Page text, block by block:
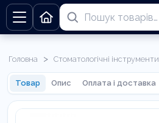
Головна > Стоматологічні інструменти
Товар Опис Оплата і доставка